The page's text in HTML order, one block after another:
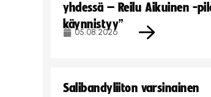
yhdessä – Reilu Aikuinen -
käynnistyy”
05.08.2026
Salibandyliiton varsinainen